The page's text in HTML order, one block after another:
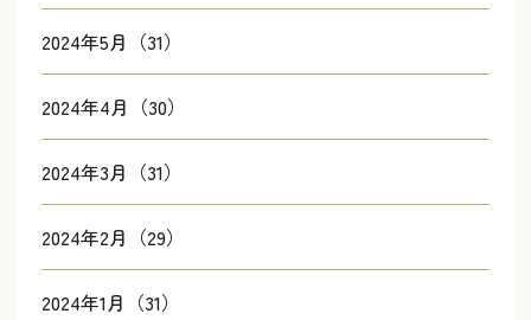
2024年5月（31）
2024年4月（30）
2024年3月（31）
2024年2月（29）
2024年1月（31）